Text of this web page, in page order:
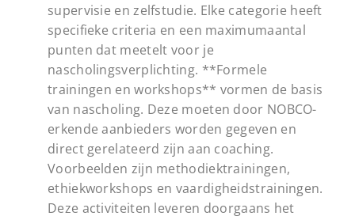
supervisie en zelfstudie. Elke categorie heeft
specifieke criteria en een maximumaantal
punten dat meetelt voor je
nascholingsverplichting. **Formele
trainingen en workshops** vormen de basis
van nascholing. Deze moeten door NOBCO-
erkende aanbieders worden gegeven en
direct gerelateerd zijn aan coaching.
Voorbeelden zijn methodiektrainingen,
ethiekworkshops en vaardigheidstrainingen.
Deze activiteiten leveren doorgaans het